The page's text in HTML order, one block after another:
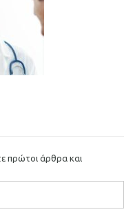
πρώτοι άρθρα και